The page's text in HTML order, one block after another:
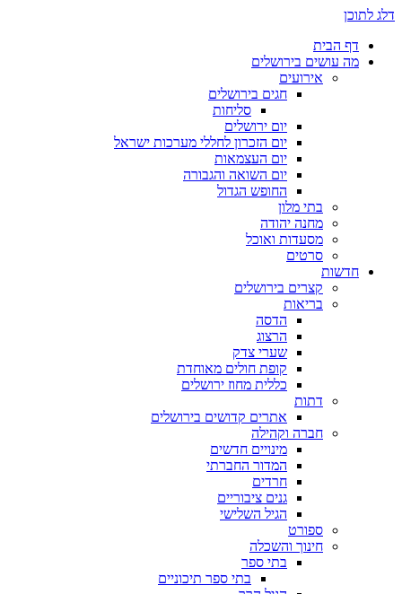
דלג לתוכן
דף הבית
מה עושים בירושלים
אירועים
חגים בירושלים
סליחות
יום ירושלים
יום הזכרון לחללי מערכות ישראל
יום העצמאות
יום השואה והגבורה
החופש הגדול
בתי מלון
מחנה יהודה
מסעדות ואוכל
סרטים
חדשות
קצרים בירושלים
בריאות
הדסה
הרצוג
שערי צדק
קופת חולים מאוחדת
כללית מחוז ירושלים
דתות
אתרים קדושים בירושלים
חברה וקהילה
מינויים חדשים
המדור החברתי
חרדים
גנים ציבוריים
הגיל השלישי
ספורט
חינוך והשכלה
בתי ספר
בתי ספר תיכוניים